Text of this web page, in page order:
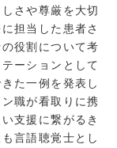
さや尊厳を大切
担当した患者さ
役割について考
ーションとして
た一例を発表し
職が看取りに携
支援に繋がるき
言語聴覚士とし